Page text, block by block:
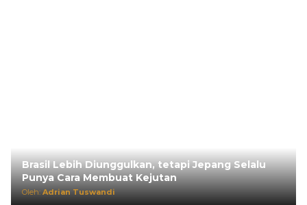
Brasil Lebih Diunggulkan, tetapi Jepang Selalu
Punya Cara Membuat Kejutan
Oleh: Adrian Tuswandi